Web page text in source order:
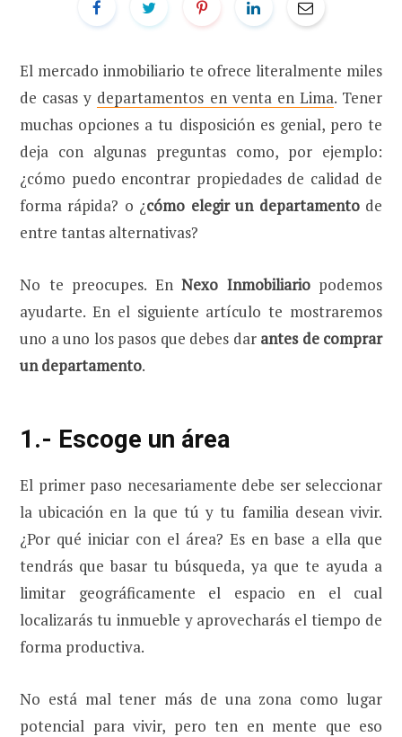
El mercado inmobiliario te ofrece literalmente miles
de casas y departamentos en venta en Lima. Tener
muchas opciones a tu disposición es genial, pero te
deja con algunas preguntas como, por ejemplo:
¿cómo puedo encontrar propiedades de calidad de
forma rápida? o ¿cómo elegir un departamentode
entre tantas alternativas?
No te preocupes. En Nexo Inmobiliariopodemos
ayudarte. En el siguiente artículo te mostraremos
uno a uno los pasos que debes dar antes de comprar
un departamento.
1.- Escoge un área
El primer paso necesariamente debe ser seleccionar
la ubicación en la que tú y tu familia desean vivir.
¿Por qué iniciar con el área? Es en base a ella que
tendrás que basar tu búsqueda, ya que te ayuda a
limitar geográficamente el espacio en el cual
localizarás tu inmueble y aprovecharás el tiempo de
forma productiva.
No está mal tener más de una zona como lugar
potencial para vivir, pero ten en mente que eso